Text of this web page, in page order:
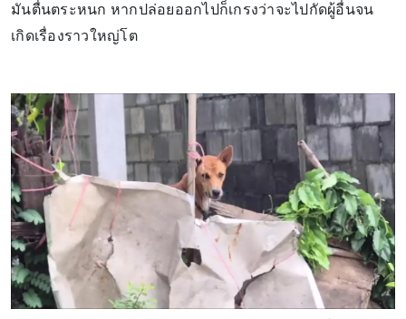
มันตื่นตระหนก หากปล่อยออกไปก็เกรงว่าจะไปกัดผู้อื่นจน
เกิดเรื่องราวใหญ่โต